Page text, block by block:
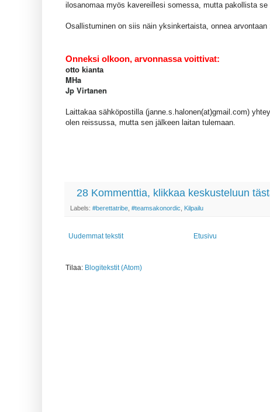
ilosanomaa myös kavereillesi somessa, mutta pakollista se
Osallistuminen on siis näin yksinkertaista, onnea arvontaan
Onneksi olkoon, arvonnassa voittivat:
otto kianta
MHa
Jp Virtanen
Laittakaa sähköpostilla (janne.s.halonen(at)gmail.com)
olen reissussa, mutta sen jälkeen laitan tulemaan.
28 Kommenttia, klikkaa keskusteluun
Labels: #berettatribe #teamsakonordic Kilpailu
Uudemmat tekstit Etusivu
Tilaa: Blogitekstit (Atom)